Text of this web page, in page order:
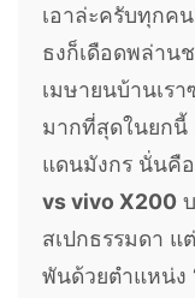
เอาล่ะครับทุกค
ธงก็เดือดพล่าน
เมษายนบ้านเร
มากที่สุดในยก
แดนมังกร นั่นคื
vs vivo X200
สเปกธรรมดา
พันด้วยตำแหน่ง